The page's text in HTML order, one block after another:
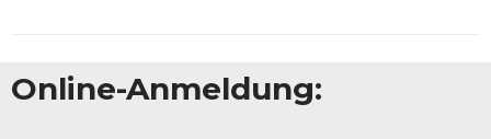
Online-Anmeldung: